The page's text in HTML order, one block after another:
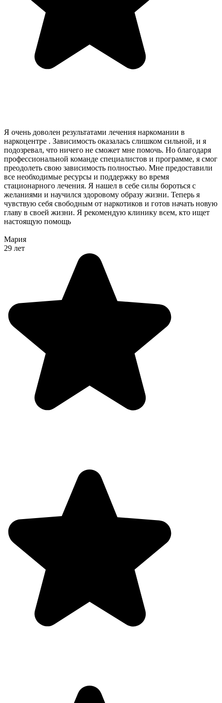
Я очень доволен результатами лечения наркомании в
наркоцентре . Зависимость оказалась слишком сильной, и я
подозревал, что ничего не сможет мне помочь. Но благодаря
профессиональной команде специалистов и программе, я смог
преодолеть свою зависимость полностью. Мне предоставили
все необходимые ресурсы и поддержку во время
стационарного лечения. Я нашел в себе силы бороться с
желаниями и научился здоровому образу жизни. Теперь я
чувствую себя свободным от наркотиков и готов начать новую
главу в своей жизни. Я рекомендую клинику всем, кто ищет
настоящую помощь
Мария
29 лет